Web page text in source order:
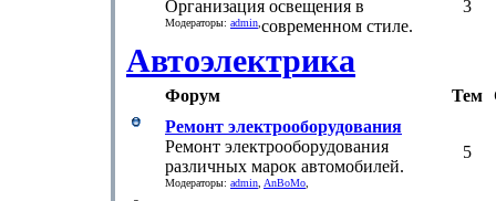
Организация освещения в
современном стиле.
Модераторы: admin
3
Автоэлектрика
Форум Тем
Ремонт электрооборудования
Ремонт электрооборудования
различных марок автомобилей.
Модераторы: admin AnBoMo
5